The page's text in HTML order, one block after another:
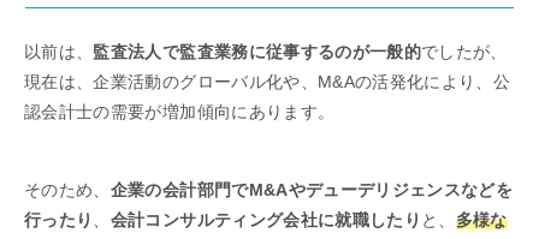
以前は、 監査法人で監査業務に従事するのが一般的でしたが、
現在は、企業活動のグローバル化や、M&Aの活発化により、公
認会計士の需要が増加傾向にあります。
そのため、 企業の会計部門でM&Aやデューデリジェンスなどを
行ったり 、 会計コンサルティング会社に就職したり と、 多様な